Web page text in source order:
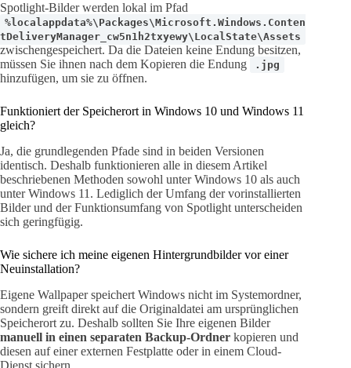
Spotlight-Bilder werden lokal im Pfad
%localappdata%\Packages\Microsoft.Windows.Conten
tDeliveryManager_cw5n1h2txyewy\LocalState\Assets
zwischengespeichert. Da die Dateien keine Endung besitzen,
müssen Sie ihnen nach dem Kopieren die Endung
.jpg
hinzufügen, um sie zu öffnen.
Funktioniert der Speicherort in Windows 10 und Windows 11
gleich?
Ja, die grundlegenden Pfade sind in beiden Versionen
identisch. Deshalb funktionieren alle in diesem Artikel
beschriebenen Methoden sowohl unter Windows 10 als auch
unter Windows 11. Lediglich der Umfang der vorinstallierten
Bilder und der Funktionsumfang von Spotlight unterscheiden
sich geringfügig.
Wie sichere ich meine eigenen Hintergrundbilder vor einer
Neuinstallation?
Eigene Wallpaper speichert Windows nicht im Systemordner,
sondern greift direkt auf die Originaldatei am ursprünglichen
Speicherort zu. Deshalb sollten Sie Ihre eigenen Bilder
manuell in einen separaten Backup-Ordner kopieren und
diesen auf einer externen Festplatte oder in einem Cloud-
Dienst sichern.